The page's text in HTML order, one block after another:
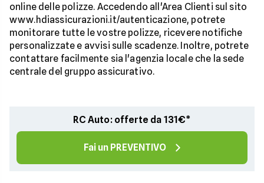
online delle polizze. Accedendo all'Area Clienti sul sito
www.hdiassicurazioni.it/autenticazione, potrete
monitorare tutte le vostre polizze, ricevere notifiche
personalizzate e avvisi sulle scadenze. Inoltre, potrete
contattare facilmente sia l'agenzia locale che la sede
centrale del gruppo assicurativo.
RC Auto: offerte da 131€*
Fai un PREVENTIVO